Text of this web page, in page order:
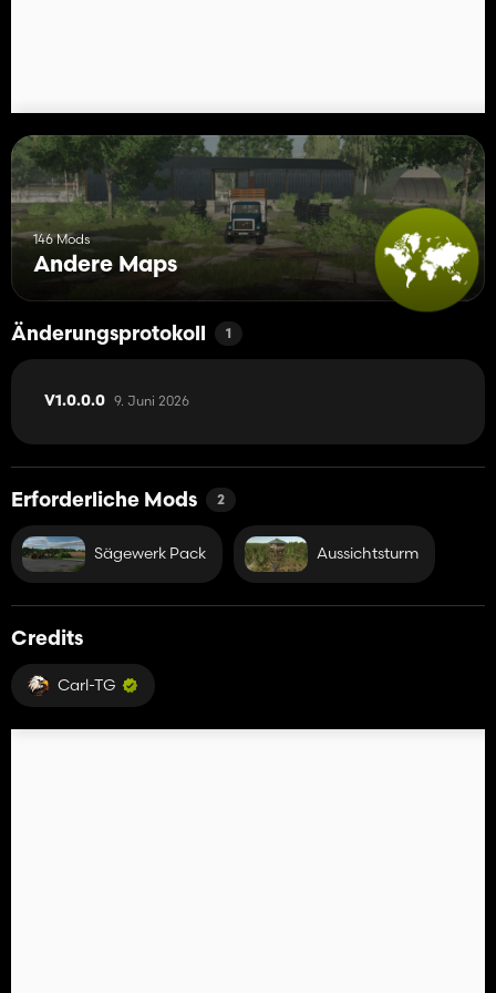
146 Mods
Andere Maps
Änderungsprotokoll 1
V1.0.0.0 9. Juni 2026
Erforderliche Mods 2
Sägewerk Pack Aussichtsturm
Credits
Carl-TG